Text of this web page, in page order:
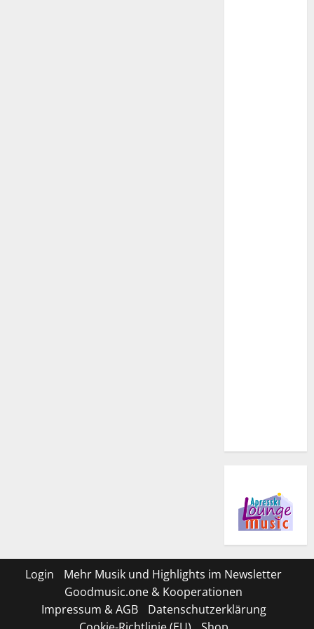
Login
Mehr Musik und Highlights im Newsletter
Goodmusic.one & Kooperationen
Impressum & AGB
Datenschutzerklärung